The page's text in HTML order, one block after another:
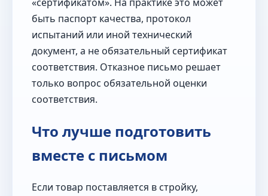
быть паспорт качества, протокол
испытаний или иной технический
документ, а не обязательный сертификат
соответствия. Отказное письмо решает
только вопрос обязательной оценки
соответствия.
Что лучше подготовить
вместе с письмом
Если товар поставляется в стройку,